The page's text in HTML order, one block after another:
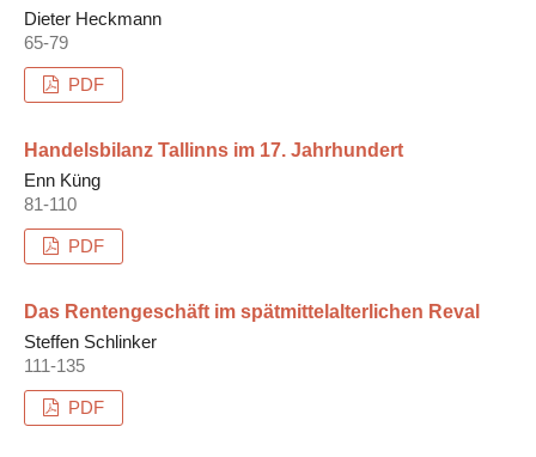
Dieter Heckmann
65-79
PDF
Handelsbilanz Tallinns im 17. Jahrhundert
Enn Küng
81-110
PDF
Das Rentengeschäft im spätmittelalterlichen Reval
Steffen Schlinker
111-135
PDF